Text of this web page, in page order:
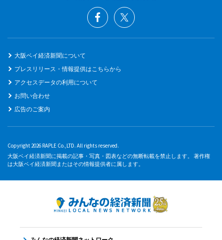
大阪ベイ経済新聞について
プレスリリース・情報提供はこちらから
アクセスデータの利用について
お問い合わせ
広告のご案内
Copyright 2026 RAPLE Co.,LTD. All rights reserved.
大阪ベイ経済新聞に掲載の記事・写真・図表などの無断転載を禁止します。 著作権
は大阪ベイ経済新聞またはその情報提供者に属します。